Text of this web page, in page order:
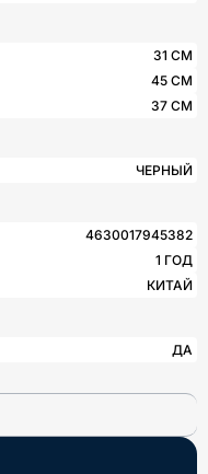
31 СМ
45 СМ
37 СМ
ЧЕРНЫЙ
4630017945382
1 ГОД
КИТАЙ
ДА